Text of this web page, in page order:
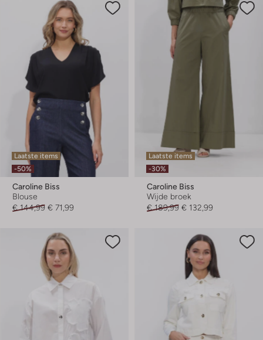
Laatste items
-50%
Caroline Biss
Blouse
€ 144,99 € 71,99
Laatste items
-30%
Caroline Biss
Wijde broek
€ 189,99 € 132,99